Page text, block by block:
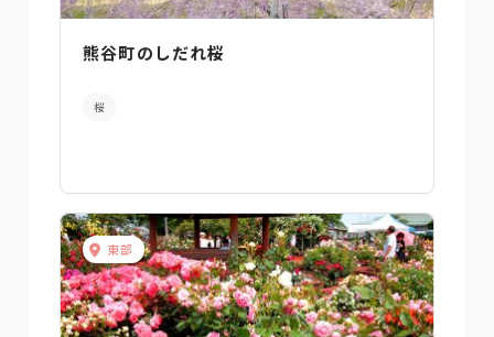
熊谷町のしだれ桜
桜
東部